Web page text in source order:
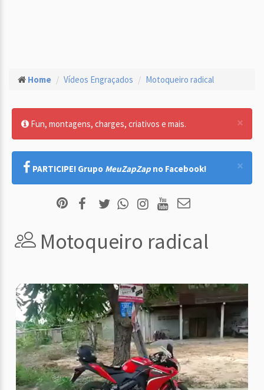
Home Vídeos Engraçados Motoqueiro radical
×
Fun, montagens, charges, criativos e mais.
×
PARTICIPE! Grupo MeuZapZap no Facebook!
Motoqueiro radical